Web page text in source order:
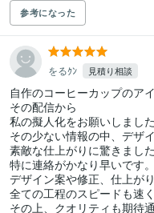
参考になった
をるｸﾝ 見積り相談
自作のコーヒーカップのア
その配信から
私の擬人化をお願いしました
その少ない情報の中、デザ
素敵な仕上がりに驚きました
特に連絡がかなり早いです。
デザイン案や修正、仕上が
全ての工程のスピードも速
その上、クオリティも期待通